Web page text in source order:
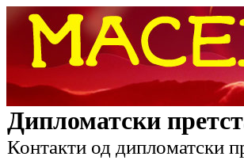
Дипломатски
Контакти од дипломатски